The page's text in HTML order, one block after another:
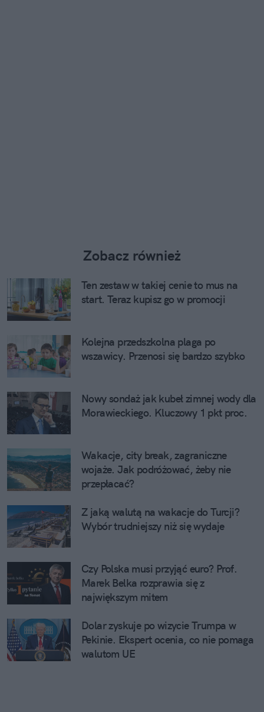
Zobacz również
Ten zestaw w takiej cenie to mus na
start. Teraz kupisz go w promocji
Kolejna przedszkolna plaga po
wszawicy. Przenosi się bardzo szybko
Nowy sondaż jak kubeł zimnej wody dla
Morawieckiego. Kluczowy 1 pkt proc.
Wakacje, city break, zagraniczne
wojaże. Jak podróżować, żeby nie
przepłacać?
Z jaką walutą na wakacje do Turcji?
Wybór trudniejszy niż się wydaje
Czy Polska musi przyjąć euro? Prof.
Marek Belka rozprawia się z
największym mitem
Dolar zyskuje po wizycie Trumpa w
Pekinie. Ekspert ocenia, co nie pomaga
walutom UE